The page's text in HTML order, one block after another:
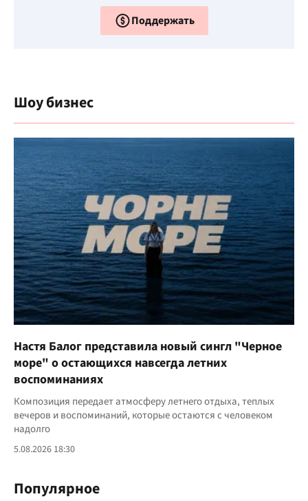
Поддержать
Шоу бизнес
Настя Балог представила новый сингл "Черное
море" о остающихся навсегда летних
воспоминаниях
Композиция передает атмосферу летнего отдыха, теплых
вечеров и воспоминаний, которые остаются с человеком
надолго
5.08.2026 18:30
Популярное